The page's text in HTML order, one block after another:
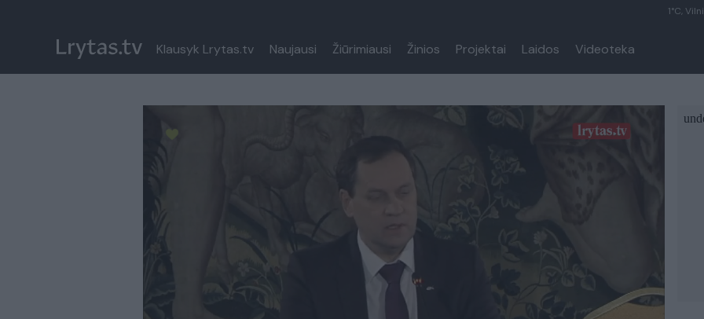
1°C,
Klausyk Lrytas.tv Naujausi Žiūrimiausi Žinios Projektai Laidos Videoteka